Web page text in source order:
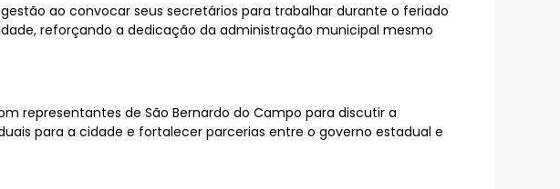
ao convocar seus secretários para trabalhar durante o feriado
reforçando a dedicação da administração municipal mesmo
representantes de São Bernardo do Campo para discutir a
para a cidade e fortalecer parcerias entre o governo estadual e